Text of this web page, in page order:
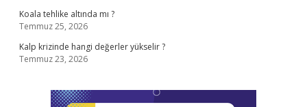
Koala tehlike altında mı ?
Temmuz 25, 2026
Kalp krizinde hangi değerler yükselir ?
Temmuz 23, 2026